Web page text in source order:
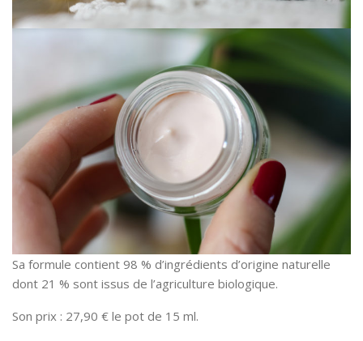
Sa formule contient 98 % d’ingrédients d’origine naturelle
dont 21 % sont issus de l’agriculture biologique.
Son prix : 27,90 € le pot de 15 ml.